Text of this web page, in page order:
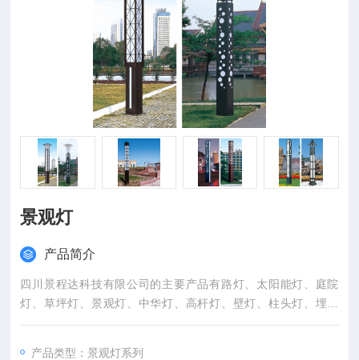
景观灯
产品简介
四川景程达科技有限公司的主要产品有路灯、太阳能灯、庭院
灯、草坪灯、景观灯、中华灯、高杆灯、壁灯、柱头灯、埋地
灯、泛光灯、投光灯、洗墙灯、矿工灯、探照灯等几十种路灯系
产品类型：景观灯系列